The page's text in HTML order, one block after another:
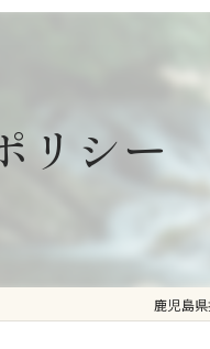
リシー
鹿児島